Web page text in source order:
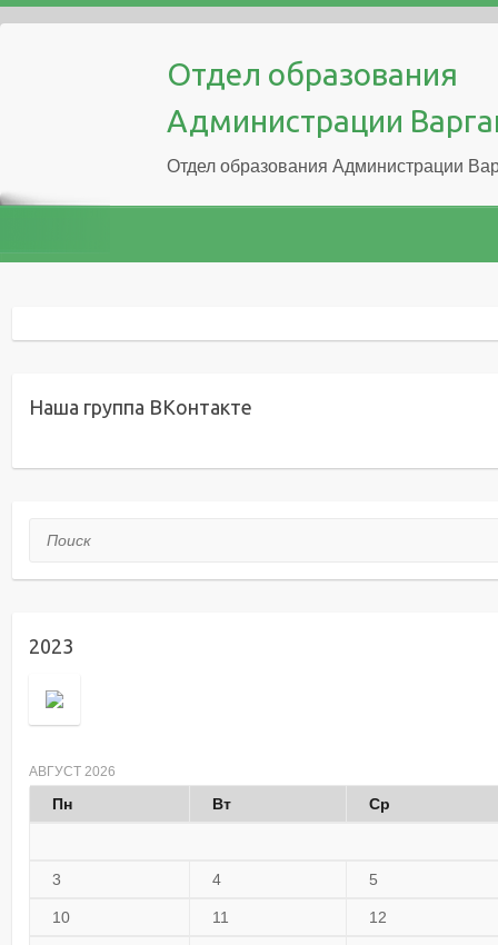
Отдел образования
Администрации
Отдел образования Администрации
Наша группа ВКонтакте
Поиск
2023
АВГУСТ 2026
Пн Вт Ср
3 4 5
10 11 12